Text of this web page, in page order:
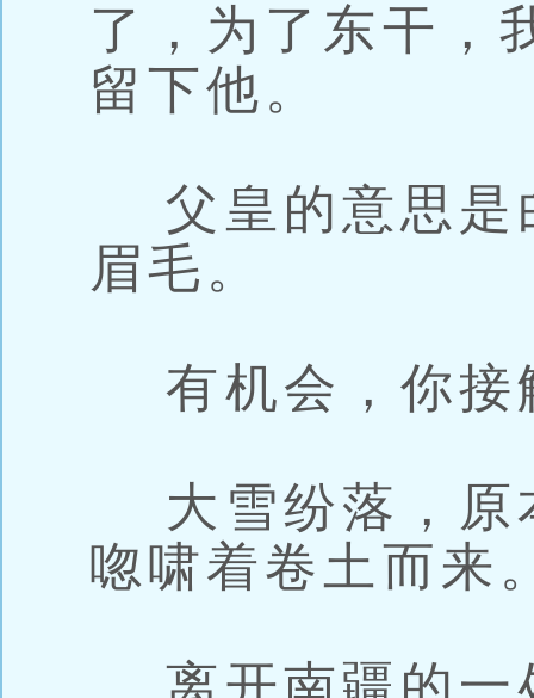
了，为了东干，
留下他。
父皇的意思是
眉毛。
有机会，你接
大雪纷落，原
唿啸着卷土而来
离开南疆的一